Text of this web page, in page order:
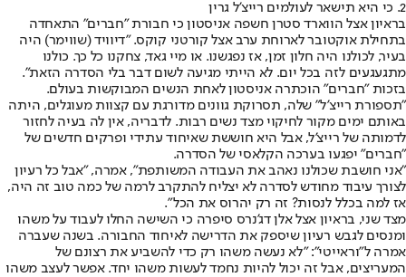
2. כי היא תישאר לעולמים רייצ'ל גרין
בראיון אצל הווארד סטרן חשפה אניסטון כי חבורת "חברים" התאחדה
בתחילת אוקטובר לארוחת ערב אצל קורטני קוקס. "דיוויד (שווימר) היה
בעיר, לכולנו היה חלון זמן, אז נפגשנו. או מיי גאד, צחקנו כל כך. כולנו
מתגעגעים לזה בכל יום. לא הייתי מגיעה לשום דבר בלי הסדרה הזאת".
בזכות "חברים" הוכתרה אניסטון לאחת הנשים המבוקשות בעולם.
"תספורת רייצ'ל" שלה, תסרוקת גוונים מדורגת עם קצוות מעוגלים, היתה
באותם ימים מקור לחיקוי מצד נשים רבות. לדבריה, אין לה בעיה לחזור
לדמותה של רייצ'ל, אבל היא חוששת שאיחוד עתידי ופרקים חדשים של
"חברים" יפגעו בערכה הקלאסי של הסדרה.
"אני חושבת שכולנו נאהב את העבודה המשותפת", אמרה, "אבל כל רעיון
לצורך עיבוד מחודש לסדרה לא יצליח להתקרב לרמה של כמה טוב זה היה,
אז למה בכלל לנסות? זה רק יהרוס את הכל".
מצד שני, בראיון אצל אלן דג'נרס סיפרה כי השישה החלו לעבוד על משהו
ומנסים לגבש רעיון שיספק את הדרישה לאיחוד החבורה. בשנה שעברה
אמרה ל"וראייטי": "לא נעשה משהו רק כדי להשביע את רצונם של
המעריצים, אבל זה יכול להיות נחמד לעשות משהו יחד. אפשר לעצב משהו